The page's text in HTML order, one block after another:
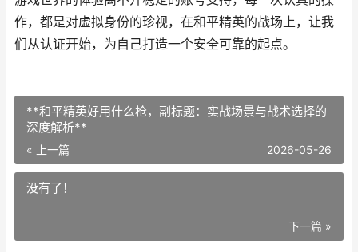
作，都是对虚拟身份的珍视，在和平精英的战场上，让我
们从认证开始，为自己打造一个安全可靠的起点。
**和平精英好用什么枪，副标题：实战场景与战术选择的
深度解析**
« 上一篇 2026-05-26
没有了！
下一篇 »